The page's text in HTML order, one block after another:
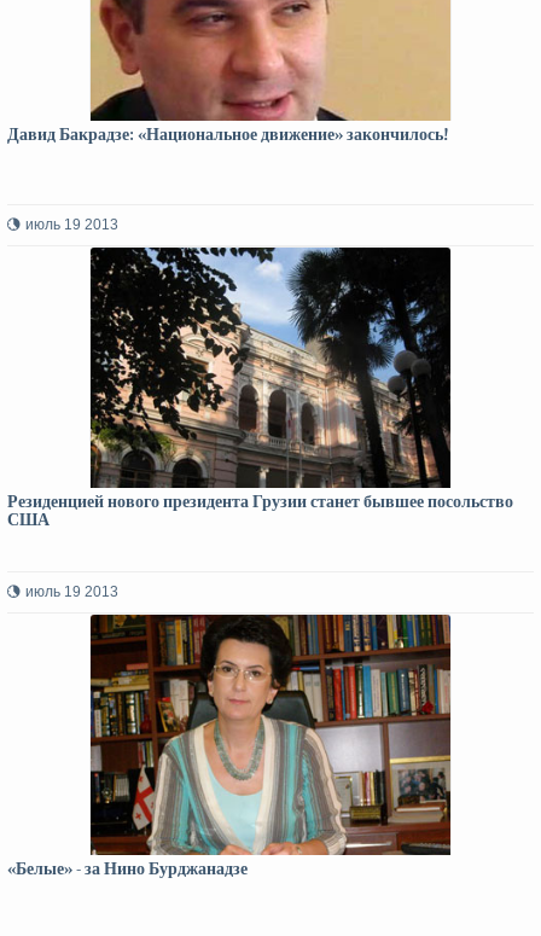
Давид Бакрадзе: «Национальное движение» закончилось!
июль 19 2013
Резиденцией нового президента Грузии станет бывшее посольство
США
июль 19 2013
«Белые» - за Нино Бурджанадзе